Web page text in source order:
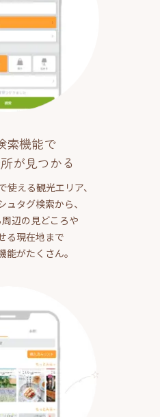
索機能で
が見つかる
える観光エリア、
ュタグ検索から、
辺の見どころや
る現在地まで
能がたくさん。